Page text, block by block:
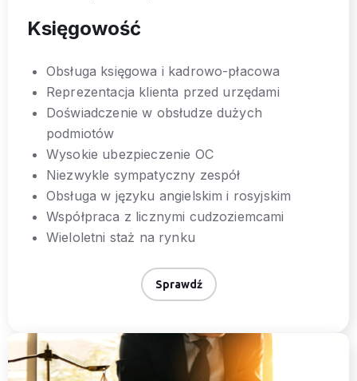
Księgowość
Obsługa księgowa i kadrowo-płacowa
Reprezentacja klienta przed urzędami
Doświadczenie w obsłudze dużych
podmiotów
Wysokie ubezpieczenie OC
Niezwykle sympatyczny zespół
Obsługa w języku angielskim i rosyjskim
Współpraca z licznymi cudzoziemcami
Wieloletni staż na rynku
Sprawdź